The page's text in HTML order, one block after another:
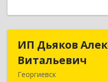
ИП Дьяков
Витальевич
Георгиевск
ИП